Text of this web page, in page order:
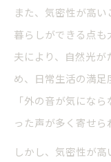
また、気密性が高
暮らしができる点
夫により、自然光
め、日常生活の満
「外の音が気にな
った声が多く寄せら
しかし、気密性が